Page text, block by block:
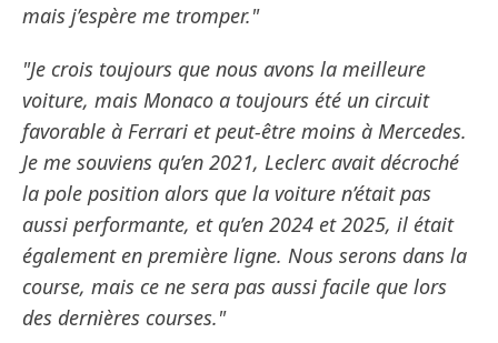
mais j’espère me tromper."
"Je crois toujours que nous avons la meilleure
voiture, mais Monaco a toujours été un circuit
favorable à Ferrari et peut-être moins à Mercedes.
Je me souviens qu’en 2021, Leclerc avait décroché
la pole position alors que la voiture n’était pas
aussi performante, et qu’en 2024 et 2025, il était
également en première ligne. Nous serons dans la
course, mais ce ne sera pas aussi facile que lors
des dernières courses."